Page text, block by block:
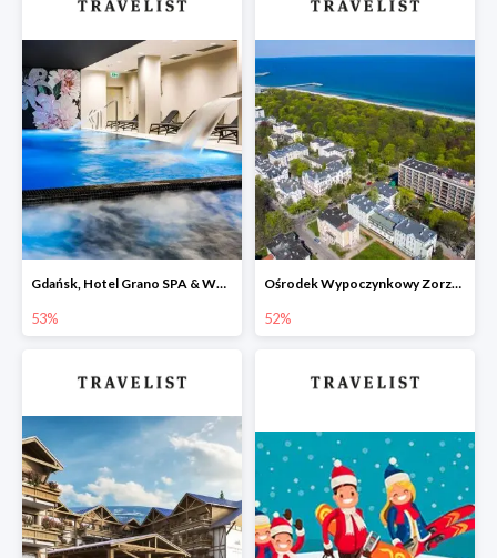
Gdańsk, Hotel Grano SPA & Wellness -53%
53%
Ośrodek Wypoczynkowy Zorza Kołobrzeg -52%
52%